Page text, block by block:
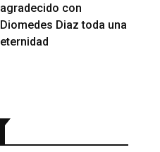
agradecido con
Diomedes Diaz toda una
eternidad